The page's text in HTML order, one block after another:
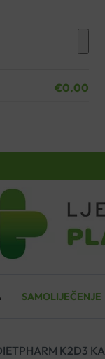
€0.00
SAMOLIJEČENJE
K2D3